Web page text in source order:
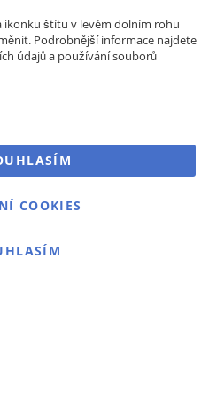
odběru novinek
ikonku štítu v levém dolním rohu
Podrobnější informace najdete
údajů a používání souborů
COOKIES